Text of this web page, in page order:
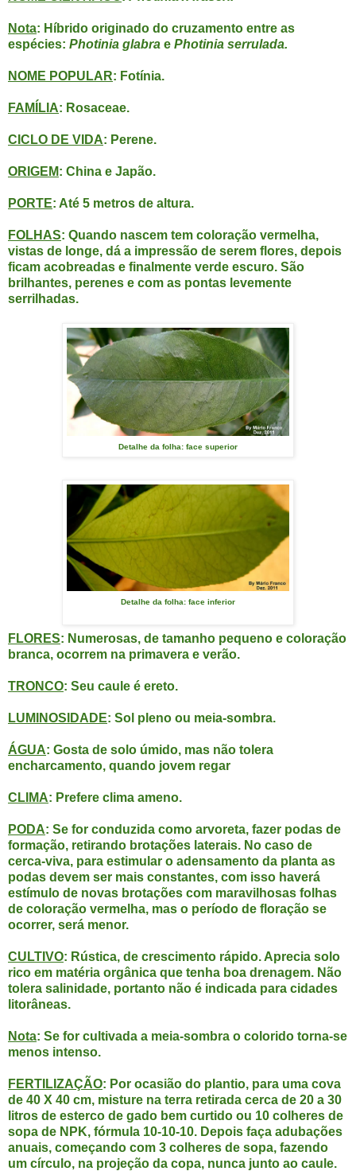
Nota: Híbrido originado do cruzamento entre as
espécies: Photinia glabra e Photinia serrulada.
NOME POPULAR: Fotínia.
FAMÍLIA: Rosaceae.
CICLO DE VIDA: Perene.
ORIGEM: China e Japão.
PORTE: Até 5 metros de altura.
FOLHAS: Quando nascem tem coloração vermelha,
vistas de longe, dá a impressão de serem flores, depois
ficam acobreadas e finalmente verde escuro. São
brilhantes, perenes e com as pontas levemente
serrilhadas.
Detalhe da folha: face superior
Detalhe da folha: face inferior
FLORES: Numerosas, de tamanho pequeno e coloração
branca, ocorrem na primavera e verão.
TRONCO: Seu caule é ereto.
LUMINOSIDADE: Sol pleno ou meia-sombra.
ÁGUA: Gosta de solo úmido, mas não tolera
encharcamento, quando jovem regar
CLIMA: Prefere clima ameno.
PODA: Se for conduzida como arvoreta, fazer podas de
formação, retirando brotações laterais. No caso de
cerca-viva, para estimular o adensamento da planta as
podas devem ser mais constantes, com isso haverá
estímulo de novas brotações com maravilhosas folhas
de coloração vermelha, mas o período de floração se
ocorrer, será menor.
CULTIVO: Rústica, de crescimento rápido. Aprecia solo
rico em matéria orgânica que tenha boa drenagem. Não
tolera salinidade, portanto não é indicada para cidades
litorâneas.
Nota: Se for cultivada a meia-sombra o colorido torna-se
menos intenso.
FERTILIZAÇÃO: Por ocasião do plantio, para uma cova
de 40 X 40 cm, misture na terra retirada cerca de 20 a 30
litros de esterco de gado bem curtido ou 10 colheres de
sopa de NPK, fórmula 10-10-10. Depois faça adubações
anuais, começando com 3 colheres de sopa, fazendo
um círculo, na projeção da copa, nunca junto ao caule.